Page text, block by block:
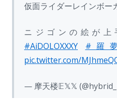
仮面ライダーレインボー
ニジゴンの絵が上
#AiDOLOXXXY
#羅
pic.twitter.com/
— 摩天楼𝔼𝕏𝕏